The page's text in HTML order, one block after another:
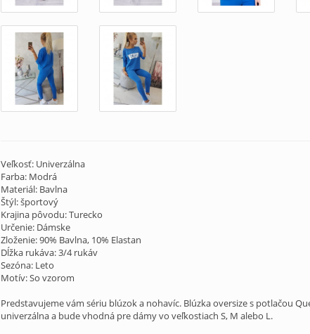
Veľkosť: Univerzálna
Farba: Modrá
Materiál: Bavlna
Štýl: športový
Krajina pôvodu: Turecko
Určenie: Dámske
Zloženie: 90% Bavlna, 10% Elastan
Dĺžka rukáva: 3/4 rukáv
Sezóna: Leto
Motív: So vzorom
Predstavujeme vám sériu blúzok a nohavíc. Blúzka oversize s potlačou
univerzálna a bude vhodná pre dámy vo veľkostiach S, M alebo L.